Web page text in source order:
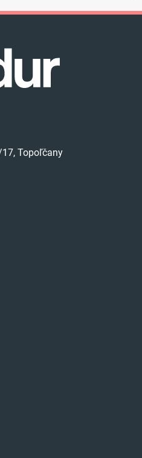
Topoľčany